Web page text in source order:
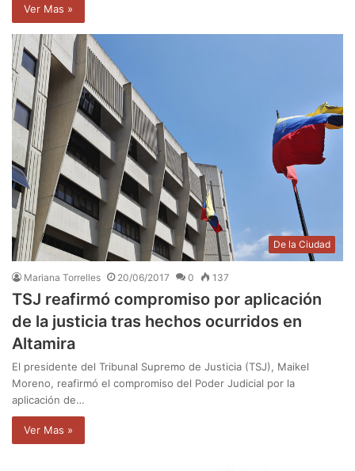
Ver Mas »
De la Ciudad
Mariana Torrelles 20/06/2017 0 137
TSJ reafirmó compromiso por aplicación
de la justicia tras hechos ocurridos en
Altamira
El presidente del Tribunal Supremo de Justicia (TSJ), Maikel
Moreno, reafirmó el compromiso del Poder Judicial por la
aplicación de…
Ver Mas »